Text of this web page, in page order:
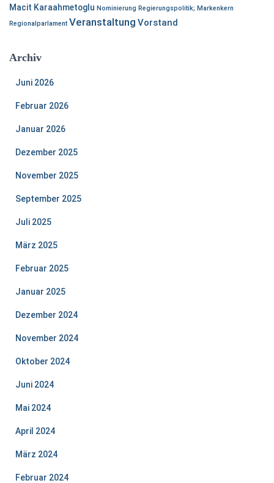
Macit Karaahmetoglu Nominierung Regierungspolitik; Markenkern
Regionalparlament Veranstaltung Vorstand
Archiv
Juni 2026
Februar 2026
Januar 2026
Dezember 2025
November 2025
September 2025
Juli 2025
März 2025
Februar 2025
Januar 2025
Dezember 2024
November 2024
Oktober 2024
Juni 2024
Mai 2024
April 2024
März 2024
Februar 2024